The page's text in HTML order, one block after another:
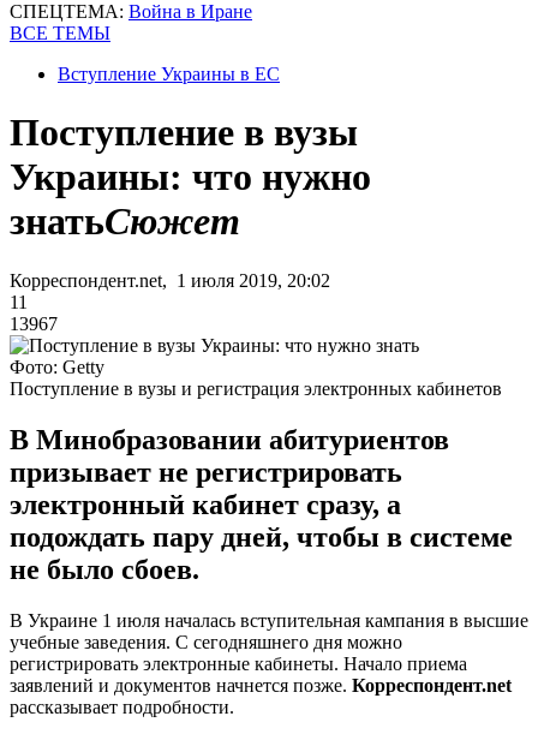
СПЕЦТЕМА: Война в Иране
ВСЕ ТЕМЫ
Вступление Украины в ЕС
Поступление в вузы
Украины: что нужно
знатьСюжет
Корреспондент.net, 1 июля 2019, 20:02
11
13967
Фото: Getty
Поступление в вузы и регистрация электронных кабинетов
В Минобразовании абитуриентов
призывает не регистрировать
электронный кабинет сразу, а
подождать пару дней, чтобы в системе
не было сбоев.
В Украине 1 июля началась вступительная кампания в высшие
учебные заведения. С сегодняшнего дня можно
регистрировать электронные кабинеты. Начало приема
заявлений и документов начнется позже. Корреспондент.net
рассказывает подробности.